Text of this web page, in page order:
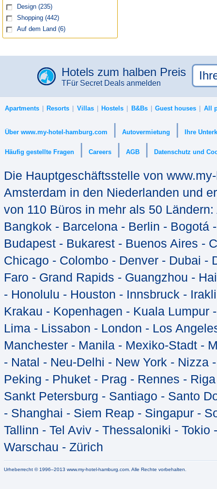
Design (235)
Shopping (442)
Auf dem Land (6)
Hotels zum halben Preis
TFür Secret Deals anmelden
Apartments Resorts Villas Hostels B&Bs Guest houses All
|
|
|
| |
Die Hauptgeschäftsstelle von
Amsterdam in den Niederlanden und
von 110 Büros in mehr als 50
Bangkok - Barcelona - Berlin - Bogotá
Budapest - Bukarest - Buenos Aires -
Chicago - Colombo - Denver - Dubai -
Faro - Grand Rapids - Guangzhou -
- Honolulu - Houston - Innsbruck -
Krakau - Kopenhagen - Kuala
Lima - Lissabon - London - Los
Manchester - Manila - Mexiko-Stadt -
- Natal - Neu-Delhi - New York - Nizza
Peking - Phuket - Prag - Rennes -
Sankt Petersburg - Santiago - Santo
- Shanghai - Siem Reap - Singapur -
Tallinn - Tel Aviv - Thessaloniki -
Warschau - Zürich
Urheberrecht © 1996–2013 www.my-hotel-hamburg.com. Alle Rechte vorbehalten.